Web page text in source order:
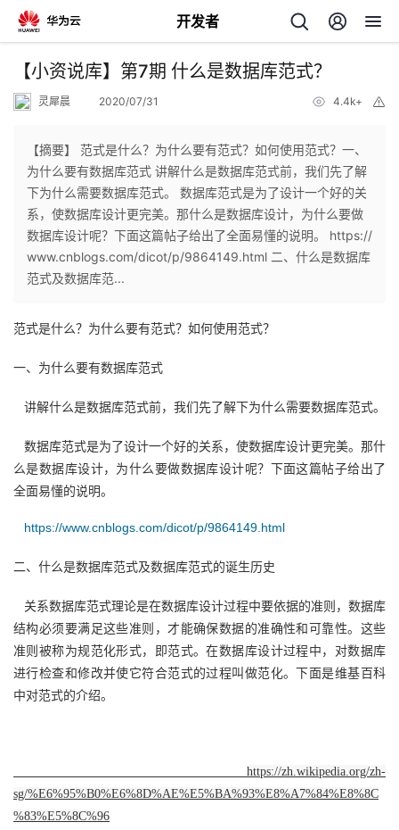
开发者
返
个
人
我
我
博
客
的
论
坛
我
的
圈
子
我
的
直
我
的
动
我
关
注
者
堂
我
的
课
我
的
证
我
实
验
的
收
支
我
的
技
术
持
我
的
云
建
议
【小资说库】第7期 什么是数据库范式？
灵犀晨 2020/07/31 4.4k+
【摘要】 范式是什么？为什么要有范式？如何使用范式？一、
为什么要有数据库范式 讲解什么是数据库范式前，我们先了解
下为什么需要数据库范式。 数据库范式是为了设计一个好的关
系，使数据库设计更完美。那什么是数据库设计，为什么要做
数据库设计呢？下面这篇帖子给出了全面易懂的说明。 https://
www.cnblogs.com/dicot/p/9864149.html 二、什么是数据库
范式及数据库范...
范式是什么？为什么要有范式？如何使用范式？
一、为什么要有数据库范式
讲解什么是数据库范式前，我们先了解下为什么需要数据库范式。
数据库范式是为了设计一个好的关系，使数据库设计更完美。那什
么是数据库设计，为什么要做数据库设计呢？下面这篇帖子给出了
全面易懂的说明。
https://www.cnblogs.com/dicot/p/9864149.html
二、什么是数据库范式及数据库范式的诞生历史
关系数据库范式理论是在数据库设计过程中要依据的准则，数据库
结构必须要满足这些准则，才能确保数据的准确性和可靠性。这些
准则被称为规范化形式，即范式。在数据库设计过程中，对数据库
进行检查和修改并使它符合范式的过程叫做范化。下面是维基百科
中对范式的介绍。
https://zh.wikipedia.org/zh-
sg/%E6%95%B0%E6%8D%AE%E5%BA%93%E8%A7%84%E8%8C
%83%E5%8C%96